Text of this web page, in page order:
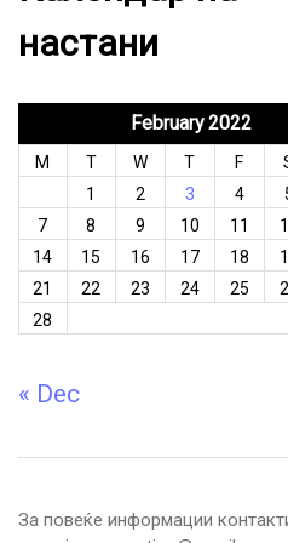
настани
February 2022
M T W T F
1
2 3 4
7
8 9 10 11
14
15 16 17 18
21
22 23 24 25
28
« Dec
За повеќе информации